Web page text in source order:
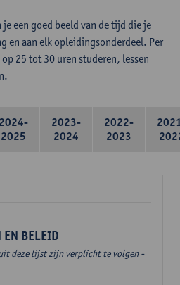
je een goed beeld van de tijd die je
en aan elk opleidingsonderdeel. Per
25 tot 30 uren studeren, lessen
2024-
2025
2023-
2024
2022-
2023
EN BELEID
deze lijst zijn verplicht te volgen -